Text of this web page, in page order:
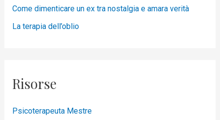
Come dimenticare un ex tra nostalgia e amara verità
La terapia dell’oblio
Risorse
Psicoterapeuta Mestre